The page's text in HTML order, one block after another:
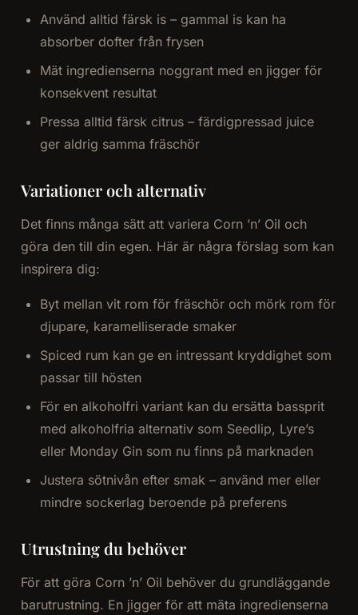
Använd alltid färsk is – gammal is kan ha
absorber dofter från frysen
Mät ingredienserna noggrant med en jigger för
konsekvent resultat
Pressa alltid färsk citrus – färdigpressad juice
ger aldrig samma fräschör
Variationer och alternativ
Det finns många sätt att variera Corn ’n’ Oil och
göra den till din egen. Här är några förslag som kan
inspirera dig:
Byt mellan vit rom för fräschör och mörk rom för
djupare, karamelliserade smaker
Spiced rum kan ge en intressant kryddighet som
passar till hösten
För en alkoholfri variant kan du ersätta bassprit
med alkoholfria alternativ som Seedlip, Lyre’s
eller Monday Gin som nu finns på marknaden
Justera sötnivån efter smak – använd mer eller
mindre sockerlag beroende på preferens
Utrustning du behöver
För att göra Corn ’n’ Oil behöver du grundläggande
barutrustning. En jigger för att mäta ingredienserna